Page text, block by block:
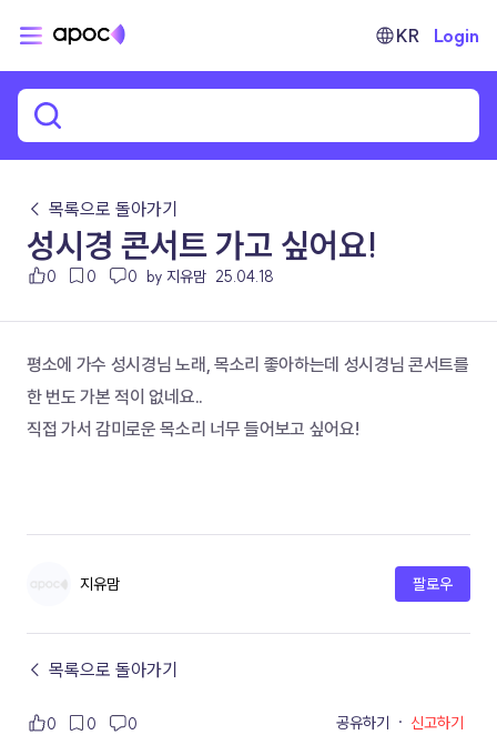
KR Login
← 목록으로 돌아가기
성시경 콘서트 가고 싶어요!
0 0 0 by 지유맘 25.04.18
평소에 가수 성시경님 노래, 목소리 좋아하는데 성시경님 콘서트를
한 번도 가본 적이 없네요..
직접 가서 감미로운 목소리 너무 들어보고 싶어요!
지유맘 팔로우
← 목록으로 돌아가기
0 0 0 공유하기 · 신고하기